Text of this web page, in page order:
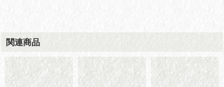
関連商品